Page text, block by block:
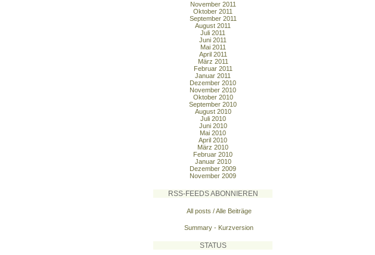
November 2011
Oktober 2011
September 2011
August 2011
Juli 2011
Juni 2011
Mai 2011
April 2011
März 2011
Februar 2011
Januar 2011
Dezember 2010
November 2010
Oktober 2010
September 2010
August 2010
Juli 2010
Juni 2010
Mai 2010
April 2010
März 2010
Februar 2010
Januar 2010
Dezember 2009
November 2009
RSS-FEEDS ABONNIEREN
All posts / Alle Beiträge
Summary - Kurzversion
STATUS